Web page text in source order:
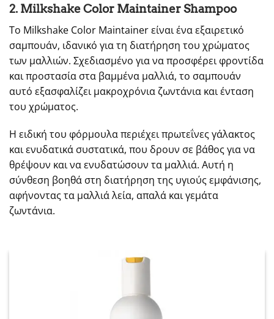
2. Milkshake Color Maintainer Shampoo
Το Milkshake Color Maintainer είναι ένα εξαιρετικό
σαμπουάν, ιδανικό για τη διατήρηση του χρώματος
των μαλλιών. Σχεδιασμένο για να προσφέρει φροντίδα
και προστασία στα βαμμένα μαλλιά, το σαμπουάν
αυτό εξασφαλίζει μακροχρόνια ζωντάνια και ένταση
του χρώματος.
Η ειδική του φόρμουλα περιέχει πρωτεΐνες γάλακτος
και ενυδατικά συστατικά, που δρουν σε βάθος για να
θρέψουν και να ενυδατώσουν τα μαλλιά. Αυτή η
σύνθεση βοηθά στη διατήρηση της υγιούς εμφάνισης,
αφήνοντας τα μαλλιά λεία, απαλά και γεμάτα
ζωντάνια.